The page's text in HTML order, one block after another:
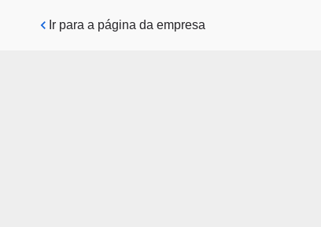
Pular para o conteúdo principal
Ir para a página da empresa